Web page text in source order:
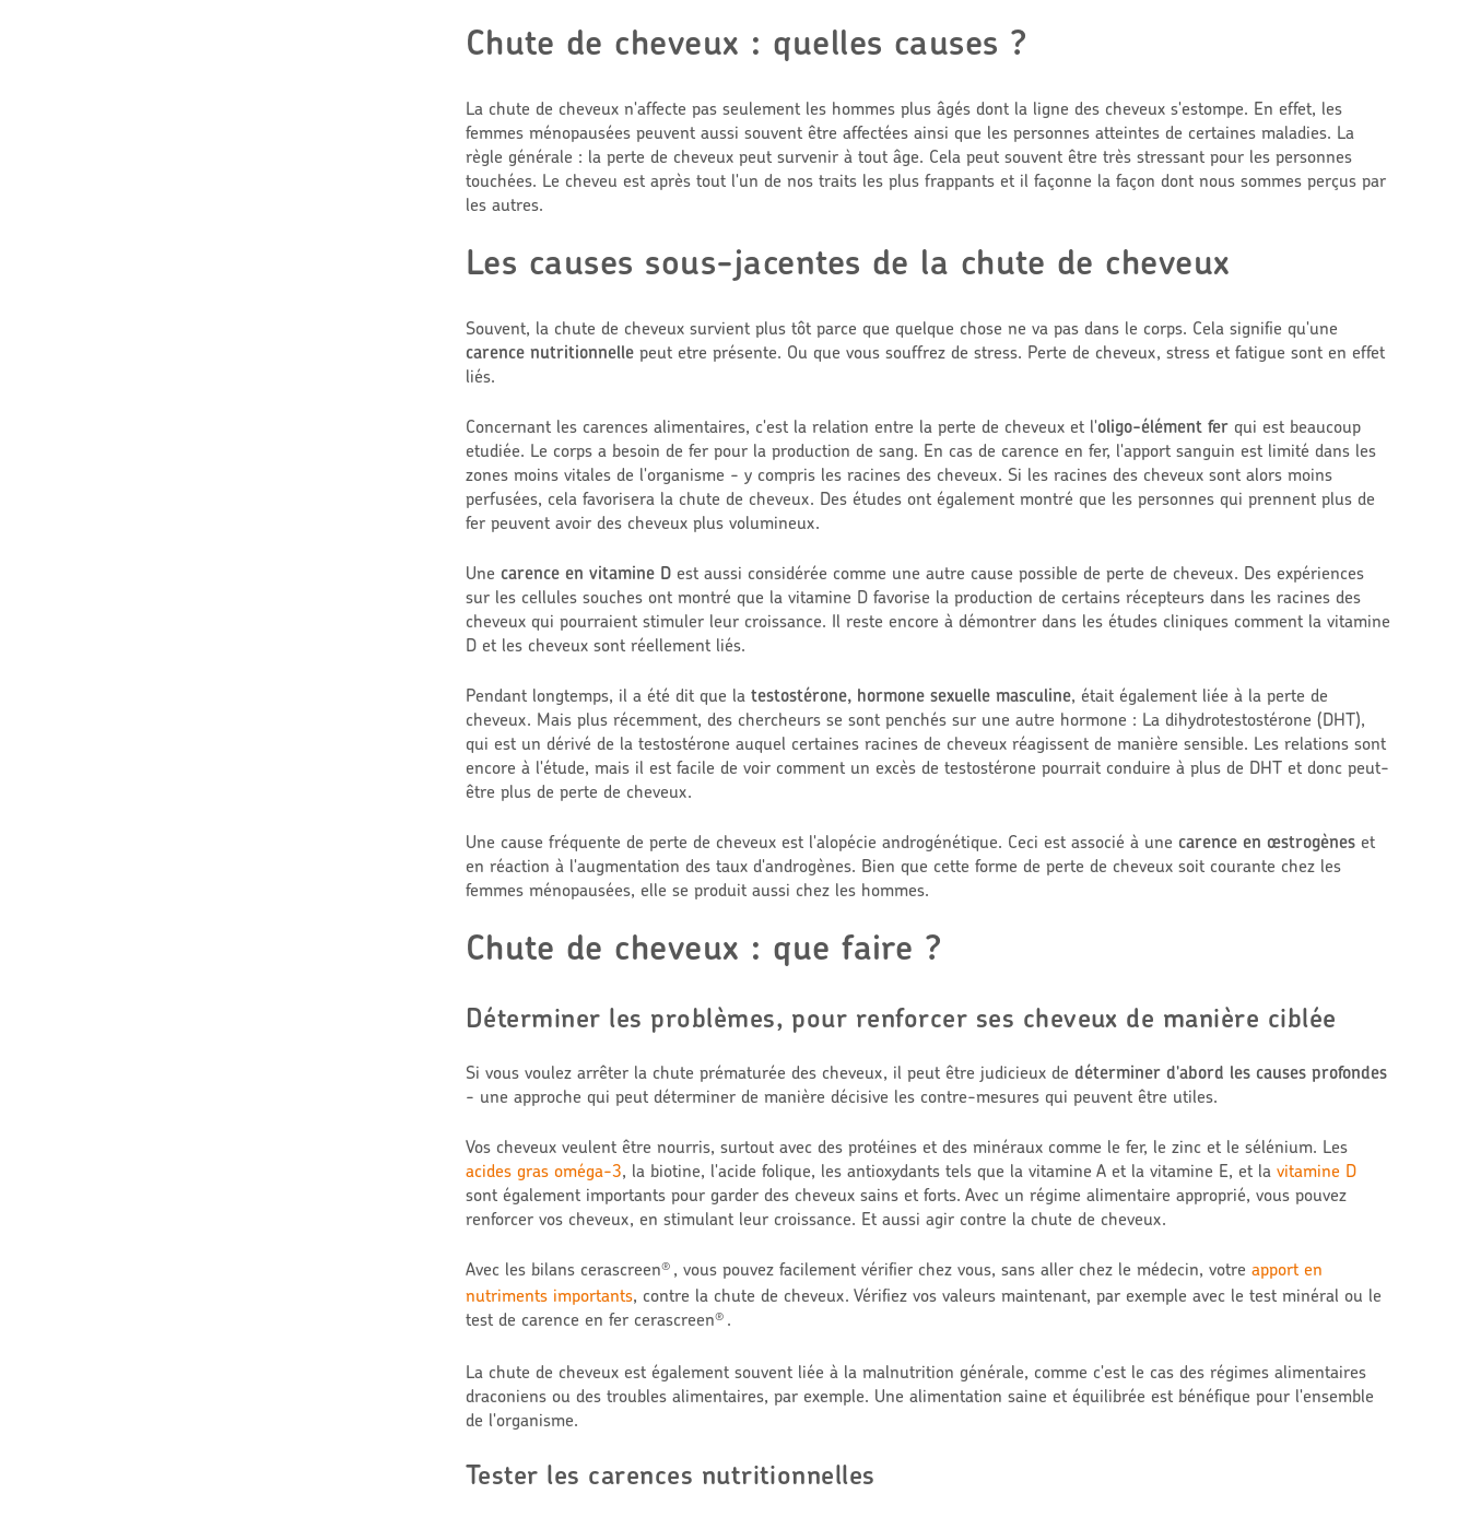
é
i
t
Chute de cheveux : quelles causes ?
La chute de cheveux n'affecte pas seulement les hommes plus âgés dont la ligne des cheveux s'estompe. En effet, les
femmes ménopausées peuvent aussi souvent être affectées ainsi que les personnes atteintes de certaines maladies. La
règle générale : la perte de cheveux peut survenir à tout âge. Cela peut souvent être très stressant pour les personnes
touchées. Le cheveu est après tout l'un de nos traits les plus frappants et il façonne la façon dont nous sommes perçus par
les autres.
Les causes sous-jacentes de la chute de cheveux
Souvent, la chute de cheveux survient plus tôt parce que quelque chose ne va pas dans le corps. Cela signifie qu'une
carence nutritionnelle peut etre présente. Ou que vous souffrez de stress. Perte de cheveux, stress et fatigue sont en effet
liés.
Concernant les carences alimentaires, c'est la relation entre la perte de cheveux et l'oligo-élément fer qui est beaucoup
etudiée. Le corps a besoin de fer pour la production de sang. En cas de carence en fer, l'apport sanguin est limité dans les
zones moins vitales de l'organisme - y compris les racines des cheveux. Si les racines des cheveux sont alors moins
perfusées, cela favorisera la chute de cheveux. Des études ont également montré que les personnes qui prennent plus de
fer peuvent avoir des cheveux plus volumineux.
Une carence en vitamine D est aussi considérée comme une autre cause possible de perte de cheveux. Des expériences
sur les cellules souches ont montré que la vitamine D favorise la production de certains récepteurs dans les racines des
cheveux qui pourraient stimuler leur croissance. Il reste encore à démontrer dans les études cliniques comment la vitamine
D et les cheveux sont réellement liés.
Pendant longtemps, il a été dit que la testostérone, hormone sexuelle masculine, était également liée à la perte de
cheveux. Mais plus récemment, des chercheurs se sont penchés sur une autre hormone : La dihydrotestostérone (DHT),
qui est un dérivé de la testostérone auquel certaines racines de cheveux réagissent de manière sensible. Les relations sont
encore à l'étude, mais il est facile de voir comment un excès de testostérone pourrait conduire à plus de DHT et donc peut-
être plus de perte de cheveux.
Une cause fréquente de perte de cheveux est l'alopécie androgénétique. Ceci est associé à une carence en œstrogènes et
en réaction à l'augmentation des taux d'androgènes. Bien que cette forme de perte de cheveux soit courante chez les
femmes ménopausées, elle se produit aussi chez les hommes.
Chute de cheveux : que faire ?
Déterminer les problèmes, pour renforcer ses cheveux de manière ciblée
Si vous voulez arrêter la chute prématurée des cheveux, il peut être judicieux de déterminer d'abord les causes profondes
- une approche qui peut déterminer de manière décisive les contre-mesures qui peuvent être utiles.
Vos cheveux veulent être nourris, surtout avec des protéines et des minéraux comme le fer, le zinc et le sélénium. Les
acides gras oméga-3, la biotine, l'acide folique, les antioxydants tels que la vitamine A et la vitamine E, et la vitamine D
sont également importants pour garder des cheveux sains et forts. Avec un régime alimentaire approprié, vous pouvez
renforcer vos cheveux, en stimulant leur croissance. Et aussi agir contre la chute de cheveux.
Avec les bilans cerascreen® , vous pouvez facilement vérifier chez vous, sans aller chez le médecin, votre apport en
nutriments importants, contre la chute de cheveux. Vérifiez vos valeurs maintenant, par exemple avec le test minéral ou le
test de carence en fer cerascreen® .
La chute de cheveux est également souvent liée à la malnutrition générale, comme c'est le cas des régimes alimentaires
draconiens ou des troubles alimentaires, par exemple. Une alimentation saine et équilibrée est bénéfique pour l'ensemble
de l'organisme.
Tester les carences nutritionnelles